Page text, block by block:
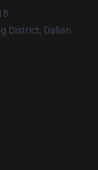
District, Dalian